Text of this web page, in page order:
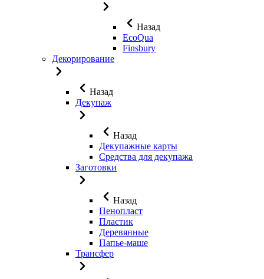
Назад
EcoQua
Finsbury
Декорирование
Назад
Декупаж
Назад
Декупажные карты
Средства для декупажа
Заготовки
Назад
Пенопласт
Пластик
Деревянные
Папье-маше
Трансфер